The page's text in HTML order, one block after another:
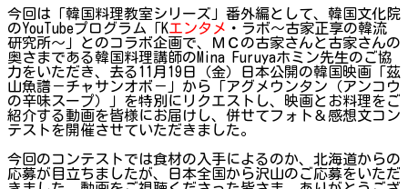
今回は「韓国料理教室シリーズ」番外編として、韓国文化院
のYouTubeプログラム「Kエンタメ ・ラボ～古家正享の韓流
研究所～」とのコラボ企画で、ＭＣの古家さんと古家さんの
奥さまである韓国料理講師のMina Furuyaホミン先生のご協
力をいただき、去る11月19日（金）日本公開の韓国映画「茲
山魚譜－チャサンオボ－」から「アグメウンタン（アンコウ
の辛味スープ）」を特別にリクエストし、映画とお料理をご
紹介する動画を皆様にお届けし、併せてフォト＆感想文コン
テストを開催させていただきました。
今回のコンテストでは食材の入手によるのか、北海道からの
応募が目立ちましたが、日本全国から沢山のご応募をいただ